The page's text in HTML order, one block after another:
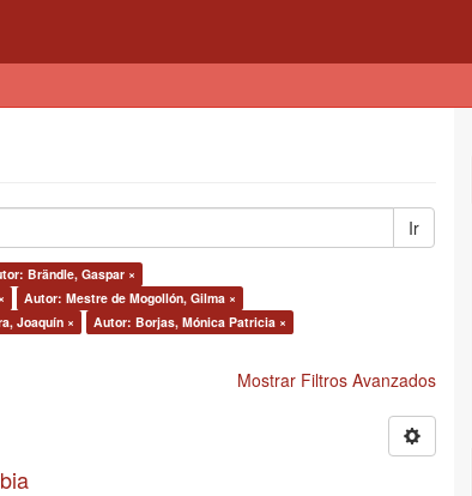
Ir
Brändle, Gaspar ×
Autor: Mestre de Mogollón, Gilma ×
Joaquín ×
Autor: Borjas, Mónica Patricia ×
Mostrar Filtros Avanzados